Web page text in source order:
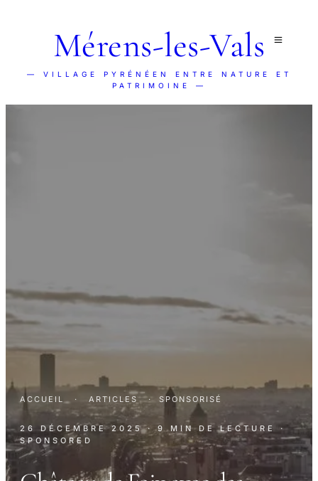
Mérens-les-Vals
— VILLAGE PYRÉNÉEN ENTRE NATURE ET
PATRIMOINE —
ACCUEIL · ARTICLES · SPONSORISÉ
26 DÉCEMBRE 2025 · 9 MIN DE LECTURE
·
SPONSORED